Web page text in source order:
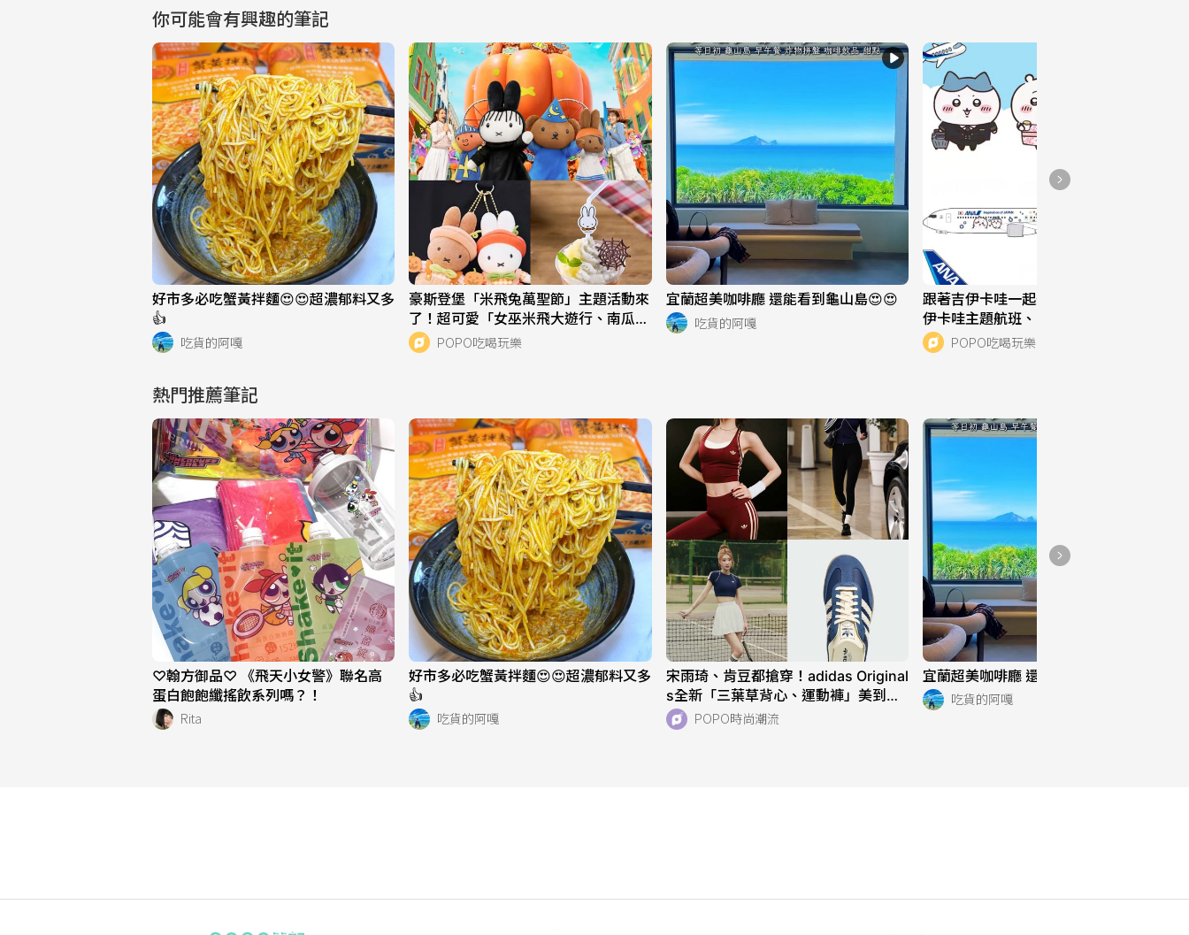
30
離島去哪裡｜綠島景點～
秘境探險·彎弓洞
28
離島去哪裡｜綠島景點～
秘境探險·藍洞
29
你可能會有興趣的筆記
好市多必吃蟹黃拌麵😍😍超濃郁料又多
👍
吃貨的阿嘎
豪斯登堡「米飛兔萬聖節」主題活動來
了！超可愛「女巫米飛大遊行、南瓜梅
蘭妮吊飾」必衝亮點一次看！
POPO吃喝玩樂
宜蘭超美咖啡廳 還能看到龜山島😍😍
吃貨的阿嘎
跟著吉伊卡哇一起飛上天！ANA開賣吉
伊卡哇主題航班、「聯名彩繪機身&限
定機上用品」必搭亮點一次看！
POPO吃喝玩樂
熱門推薦筆記
♡翰方御品♡ 《飛天小女警》聯名高
蛋白飽飽纖搖飲系列嗎？！
Rita
好市多必吃蟹黃拌麵😍😍超濃郁料又多
👍
吃貨的阿嘎
宋雨琦、肯豆都搶穿！adidas Original
s全新「三葉草背心、運動褲」美到想
天天穿！直接當日常穿也超適合！
POPO時尚潮流
宜蘭超美咖啡廳 還能看到龜山島😍😍
吃貨的阿嘎